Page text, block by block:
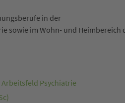
in der
sowie im Wohn- und Heimbereich
Psychiatrie